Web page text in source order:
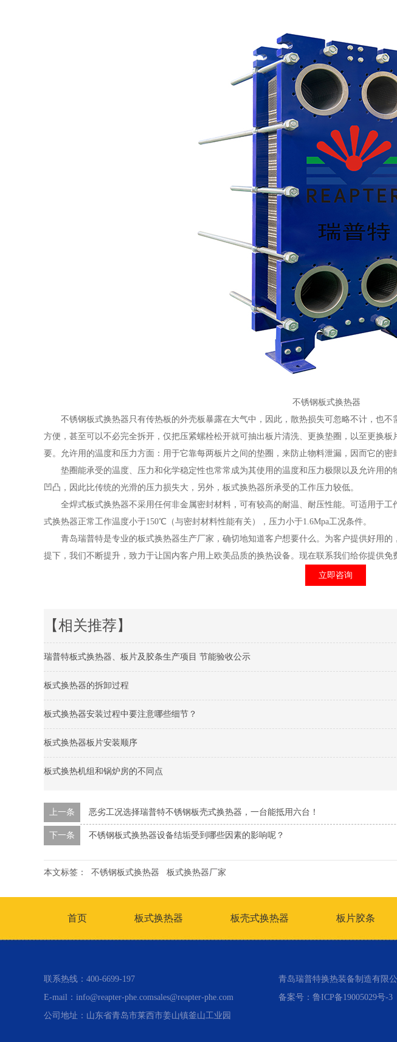
不锈钢板式换热器
不锈钢板式换热器只有传热板的外壳板暴露在大气中，因此，散热损失可忽略不计，也不
方便，甚至可以不必完全拆开，仅把压紧螺栓松开就可抽出板片清洗、更换垫圈，以至更换
要。允许用的温度和压力方面：用于它靠每两板片之间的垫圈，来防止物料泄漏，因而它的密
垫圈能承受的温度、压力和化学稳定性也常常成为其使用的温度和压力极限以及允许用的
凹凸，因此比传统的光滑的压力损失大，另外，板式换热器所承受的工作压力较低。
全焊式板式换热器不采用任何非金属密封材料，可有较高的耐温、耐压性能。可适用于工
式换热器正常工作温度小于150℃（与密封材料性能有关），压力小于1.6Mpa工况条件。
青岛瑞普特是专业的板式换热器生产厂家，确切地知道客户想要什么。为客户提供好用的
提下，我们不断提升，致力于让国内客户用上欧美品质的换热设备。现在联系我们给你提供免
立即咨询
【相关推荐】
瑞普特板式换热器、板片及胶条生产项目 节能验收公示
板式换热器的拆卸过程
板式换热器安装过程中要注意哪些细节？
板式换热器板片安装顺序
板式换热机组和锅炉房的不同点
上一条 恶劣工况选择瑞普特不锈钢板壳式换热器，一台能抵用六台！
下一条 不锈钢板式换热器设备结垢受到哪些因素的影响呢？
本文标签： 不锈钢板式换热器 板式换热器厂家
首页 板式换热器 板壳式换热器 板片胶条
联系热线：400-6699-197
E-mail：info@reapter-phe.comsales@reapter-phe.com
公司地址：山东省青岛市莱西市姜山镇釜山工业园
青岛瑞普特换热装备制造有限
备案号： 鲁ICP备19005029号-3